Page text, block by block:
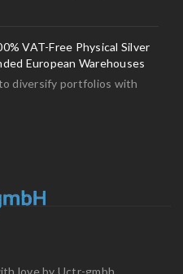
VAT-Free Physical Silver
European Warehouses
diversify portfolios with
love by Uctr-gmbh